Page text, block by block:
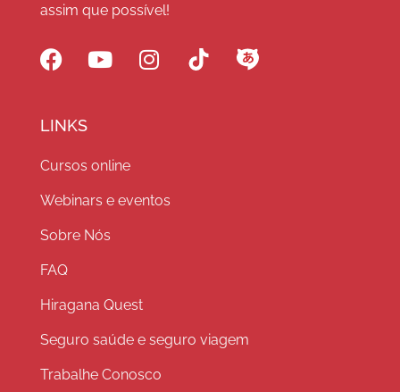
assim que possível!
LINKS
Cursos online
Webinars e eventos
Sobre Nós
FAQ
Hiragana Quest
Seguro saúde e seguro viagem
Trabalhe Conosco